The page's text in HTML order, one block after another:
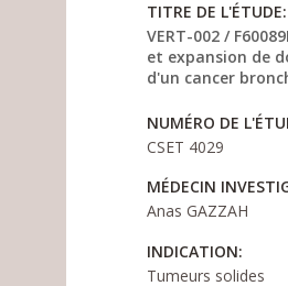
TITRE DE L'ÉTUDE:
VERT-002 /
et expansion de
d'un cancer
NUMÉRO DE
CSET 4029
MÉDECIN
Anas GAZZAH
INDICATION:
Tumeurs solides